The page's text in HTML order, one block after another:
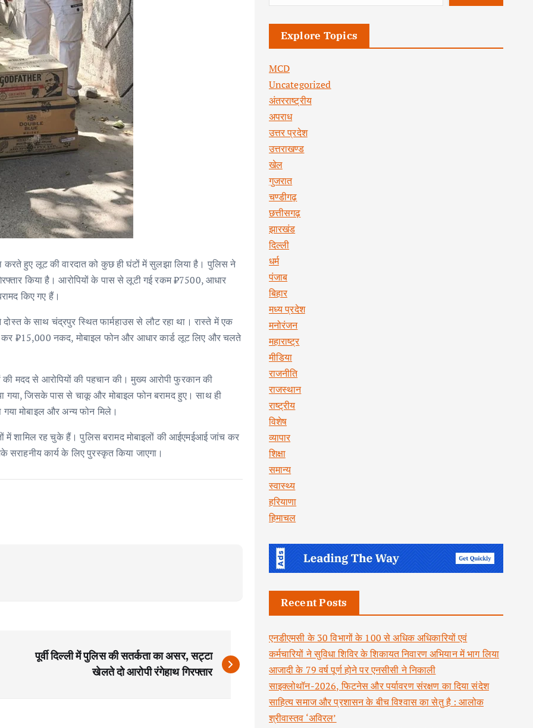
करते हुए लूट की वारदात को कुछ ही घंटों में सुलझा लिया है। पुलिस ने
किया है। आरोपियों के पास से लूटी गई रकम ₹7500, आधार
किए गए हैं।
के साथ चंद्रपुर स्थित फार्महाउस से लौट रहा था। रास्ते में एक
कर ₹15,000 नकद, मोबाइल फोन और आधार कार्ड लूट लिए और चलते
मदद से आरोपियों की पहचान की। मुख्य आरोपी फुरकान की
गया, जिसके पास से चाकू और मोबाइल फोन बरामद हुए। साथ ही
मोबाइल और अन्य फोन मिले।
में शामिल रह चुके हैं। पुलिस बरामद मोबाइलों की आईएमईआई जांच कर
कार्य के लिए पुरस्कृत किया जाएगा।
पूर्वी दिल्ली में पुलिस की सतर्कता का असर, सट्टा
खेलते दो आरोपी रंगेहाथ गिरफ्तार
Explore Topics
MCD
Uncategorized
अंतरराष्ट्रीय
अपराध
उत्तर प्रदेश
उत्तराखण्ड
खेल
गुजरात
चण्डीगढ़
छत्तीसगढ़
झारखंड
दिल्ली
धर्म
पंजाब
बिहार
मध्य प्रदेश
मनोरंजन
महाराष्ट्र
मीडिया
राजनीति
राजस्थान
राष्ट्रीय
विशेष
व्यापार
शिक्षा
समान्य
स्वास्थ्य
हरियाणा
हिमाचल
Recent Posts
एनडीएमसी के 30 विभागों के 100 से अधिक अधिकारियों एवं
कर्मचारियों ने सुविधा शिविर के शिकायत निवारण अभियान में भाग लिया
आजादी के 79 वर्ष पूर्ण होने पर एनसीसी ने निकाली
साइक्लोथॉन-2026, फिटनेस और पर्यावरण संरक्षण का दिया संदेश
साहित्य समाज और प्रशासन के बीच विश्वास का सेतु है : आलोक
श्रीवास्तव ‘अविरल’